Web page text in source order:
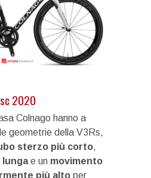
2020
Colnago hanno a
geometrie della V3Rs,
sterzo più corto,
lungae un movimento
più alto per